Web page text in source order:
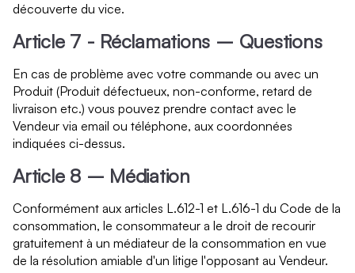
découverte du vice.
Article 7 - Réclamations – Questions
En cas de problème avec votre commande ou avec un
Produit (Produit défectueux, non-conforme, retard de
livraison etc.) vous pouvez prendre contact avec le
Vendeur via email ou téléphone, aux coordonnées
indiquées ci-dessus.
Article 8 – Médiation
Conformément aux articles L.612-1 et L.616-1 du Code de la
consommation, le consommateur a le droit de recourir
gratuitement à un médiateur de la consommation en vue
de la résolution amiable d'un litige l'opposant au Vendeur.